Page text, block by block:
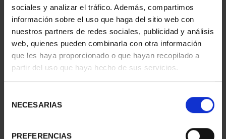
sociales y analizar el tráfico. Además, compartimos
información sobre el uso que haga del sitio web con
nuestros partners de redes sociales, publicidad y análisis
web, quienes pueden combinarla con otra información
que les haya proporcionado o que hayan recopilado a
partir del uso que haya hecho de sus servicios.
NECESARIAS
PREFERENCIAS
145,00 €